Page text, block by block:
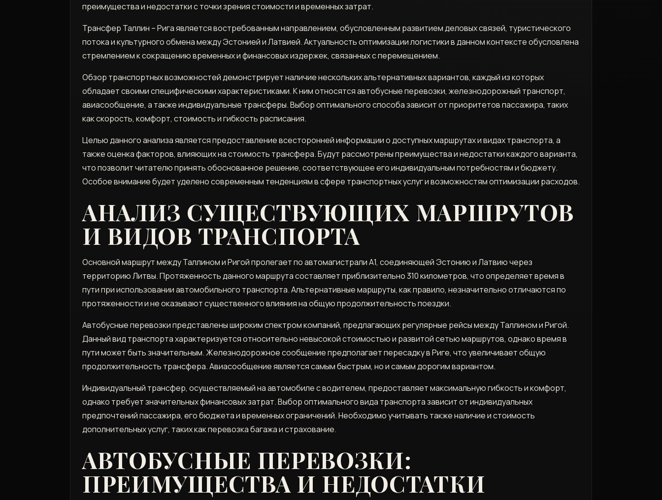
преимущества и недостатки с точки зрения стоимости и временных затрат.
Трансфер Таллин – Рига является востребованным направлением, обусловленным развитием деловых связей, туристического
потока и культурного обмена между Эстонией и Латвией. Актуальность оптимизации логистики в данном контексте обусловлена
стремлением к сокращению временных и финансовых издержек, связанных с перемещением.
Обзор транспортных возможностей демонстрирует наличие нескольких альтернативных вариантов, каждый из которых
обладает своими специфическими характеристиками. К ним относятся автобусные перевозки, железнодорожный транспорт,
авиасообщение, а также индивидуальные трансферы. Выбор оптимального способа зависит от приоритетов пассажира, таких
как скорость, комфорт, стоимость и гибкость расписания.
Целью данного анализа является предоставление всесторонней информации о доступных маршрутах и видах транспорта, а
также оценка факторов, влияющих на стоимость трансфера. Будут рассмотрены преимущества и недостатки каждого варианта,
что позволит читателю принять обоснованное решение, соответствующее его индивидуальным потребностям и бюджету.
Особое внимание будет уделено современным тенденциям в сфере транспортных услуг и возможностям оптимизации расходов.
АНАЛИЗ СУЩЕСТВУЮЩИХ МАРШРУТОВ
И ВИДОВ ТРАНСПОРТА
Основной маршрут между Таллином и Ригой пролегает по автомагистрали A1, соединяющей Эстонию и Латвию через
территорию Литвы. Протяженность данного маршрута составляет приблизительно 310 километров, что определяет время в
пути при использовании автомобильного транспорта. Альтернативные маршруты, как правило, незначительно отличаются по
протяженности и не оказывают существенного влияния на общую продолжительность поездки.
Автобусные перевозки представлены широким спектром компаний, предлагающих регулярные рейсы между Таллином и Ригой.
Данный вид транспорта характеризуется относительно невысокой стоимостью и развитой сетью маршрутов, однако время в
пути может быть значительным. Железнодорожное сообщение предполагает пересадку в Риге, что увеличивает общую
продолжительность трансфера. Авиасообщение является самым быстрым, но и самым дорогим вариантом.
Индивидуальный трансфер, осуществляемый на автомобиле с водителем, предоставляет максимальную гибкость и комфорт,
однако требует значительных финансовых затрат. Выбор оптимального вида транспорта зависит от индивидуальных
предпочтений пассажира, его бюджета и временных ограничений. Необходимо учитывать также наличие и стоимость
дополнительных услуг, таких как перевозка багажа и страхование.
АВТОБУСНЫЕ ПЕРЕВОЗКИ:
ПРЕИМУЩЕСТВА И НЕДОСТАТКИ